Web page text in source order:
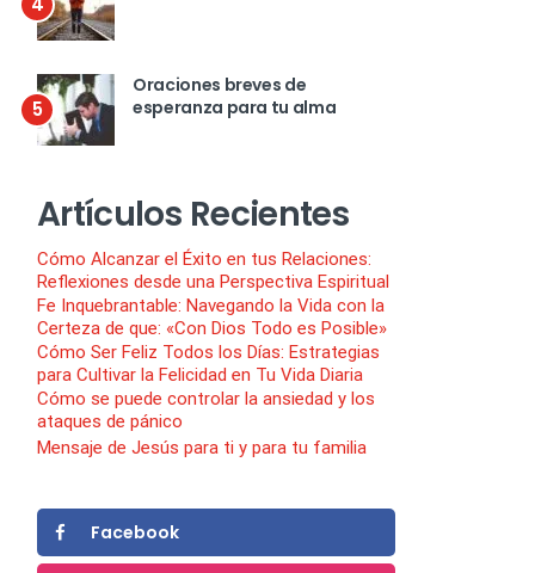
5
Oraciones breves de
esperanza para tu alma
Artículos Recientes
Cómo Alcanzar el Éxito en tus Relaciones:
Reflexiones desde una Perspectiva Espiritual
Fe Inquebrantable: Navegando la Vida con la
Certeza de que: «Con Dios Todo es Posible»
Cómo Ser Feliz Todos los Días: Estrategias
para Cultivar la Felicidad en Tu Vida Diaria
Cómo se puede controlar la ansiedad y los
ataques de pánico
Mensaje de Jesús para ti y para tu familia
Facebook